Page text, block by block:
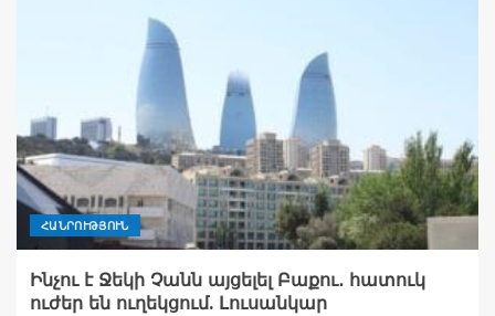
ՀԱՆՐՈՒԹՅՈՒՆ
Ինչու է Ջեկի Չանն այցելել Բաքու․ հատուկ
ուժեր են ուղեկցում. Լուսանկար